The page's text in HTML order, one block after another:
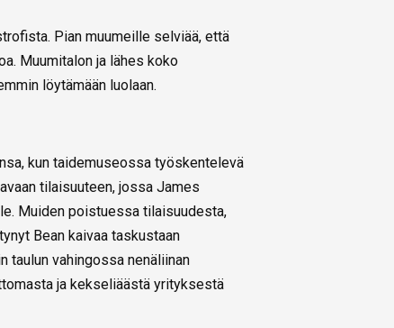
Pian muumeille selviää, että
Muumitalon ja lähes koko
löytämään luolaan.
kun taidemuseossa työskentelevä
tilaisuuteen, jossa James
Muiden poistuessa tilaisuudesta,
Bean kaivaa taskustaan
taulun vahingossa nenäliinan
ja kekseliäästä yrityksestä